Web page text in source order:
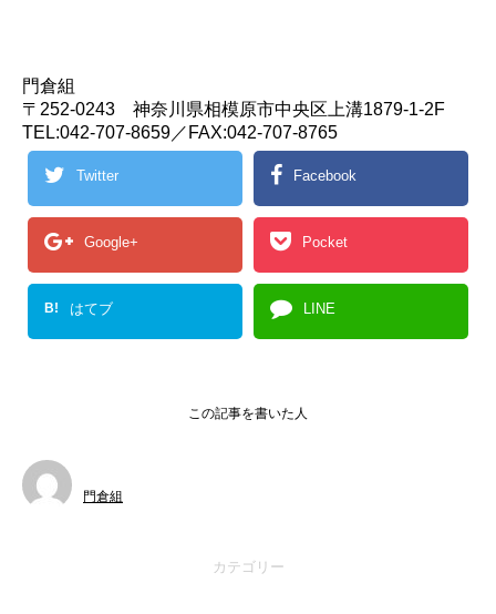
門倉組
〒252-0243 神奈川県相模原市中央区上溝1879-1-2F
TEL:042-707-8659／FAX:042-707-8765
Twitter Facebook
Google+ Pocket
B! はてブ LINE
この記事を書いた人
門倉組
カテゴリー